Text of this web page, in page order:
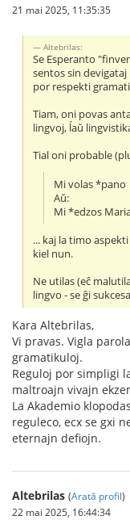
21 mai 2025, 11:35:35
Altebrilas:
Se Esperanto
sentos sin
por respekti
Tiam, oni povas
lingvoj, ĺaŭ
Tial oni probable
Mi volas *pano
Aŭ:
Mi *edzos
... kaj la timo
kiel nun.
Ne utilas (eĉ
lingvo - se ĝi
Kara Altebrilas,
Vi pravas. Vigla
gramatikuloj.
Reguloj por simpligi
maltroajn vivajn
La Akademio
reguleco, ecx se gxi
eternajn defiojn.
Altebrilas (Arată profil)
22 mai 2025, 16:44:34